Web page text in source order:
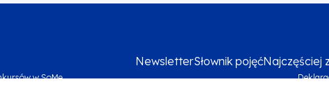
NewsletterSłownik pojęćNajczęściej
w SoMe